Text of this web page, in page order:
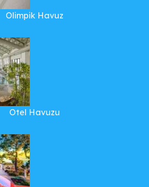
Olimpik Havuz
Otel Havuzu